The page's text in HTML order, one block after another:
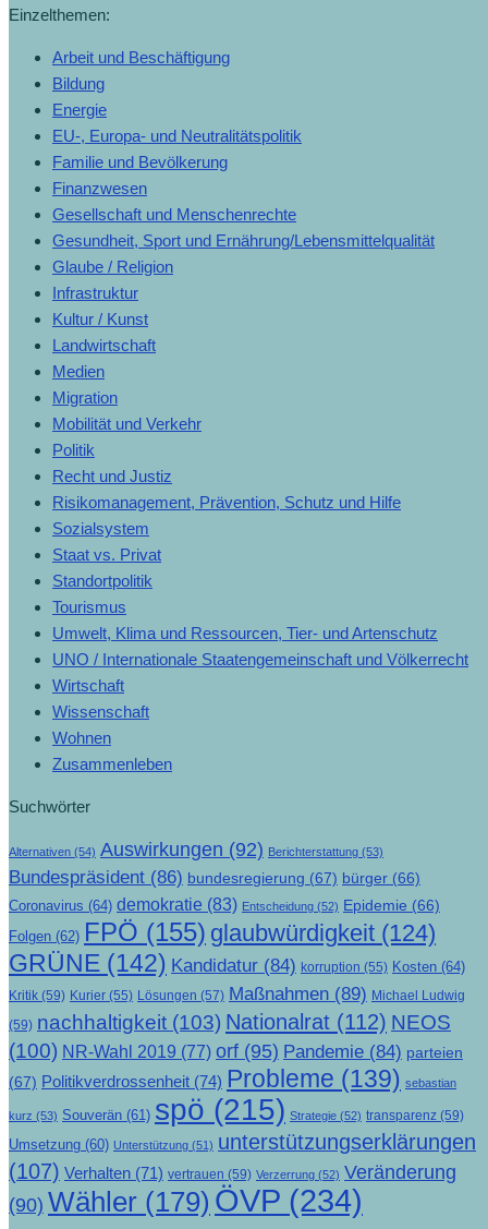
Einzelthemen:
Arbeit und Beschäftigung
Bildung
Energie
EU-, Europa- und Neutralitätspolitik
Familie und Bevölkerung
Finanzwesen
Gesellschaft und Menschenrechte
Gesundheit, Sport und Ernährung/Lebensmittelqualität
Glaube / Religion
Infrastruktur
Kultur / Kunst
Landwirtschaft
Medien
Migration
Mobilität und Verkehr
Politik
Recht und Justiz
Risikomanagement, Prävention, Schutz und Hilfe
Sozialsystem
Staat vs. Privat
Standortpolitik
Tourismus
Umwelt, Klima und Ressourcen, Tier- und Artenschutz
UNO / Internationale Staatengemeinschaft und Völkerrecht
Wirtschaft
Wissenschaft
Wohnen
Zusammenleben
Suchwörter
Alternativen (54) Auswirkungen (92) Berichterstattung (53)
Bundespräsident (86) bundesregierung (67) bürger (66)
Coronavirus (64) demokratie (83) Entscheidung (52) Epidemie (66)
Folgen (62) FPÖ (155) glaubwürdigkeit (124)
GRÜNE (142) Kandidatur (84) korruption (55) Kosten (64)
Kritik (59) Kurier (55) Lösungen (57) Maßnahmen (89) Michael Ludwig
(59) nachhaltigkeit (103) Nationalrat (112) NEOS
(100) NR-Wahl 2019 (77) orf (95) Pandemie (84) parteien
(67) Politikverdrossenheit (74) Probleme (139) sebastian
kurz (53) Souverän (61) spö (215) Strategie (52) transparenz (59)
Umsetzung (60) Unterstützung (51) unterstützungserklärungen
(107) Verhalten (71) vertrauen (59) Verzerrung (52) Veränderung
(90) Wähler (179) ÖVP (234)